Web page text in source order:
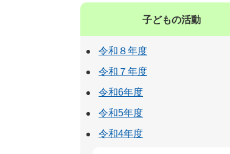
子どもの活動
令和８年度
令和７年度
令和6年度
令和5年度
令和4年度